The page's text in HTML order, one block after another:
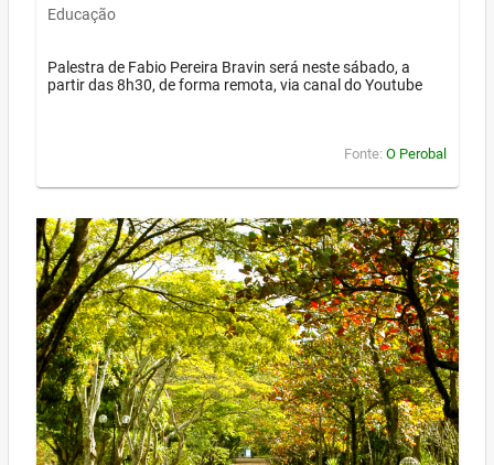
Educação
Palestra de Fabio Pereira Bravin será neste sábado, a
partir das 8h30, de forma remota, via canal do Youtube
Fonte: O Perobal